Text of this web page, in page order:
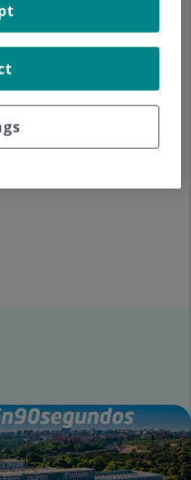
generación de robots
Miguel Sánchez Encinas,
Carlos, el Dr. Francisco J.
Quirónsalud Madrid, y
Universitario
supone la